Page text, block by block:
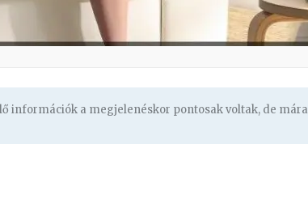
információk a megjelenéskor pontosak voltak, de mára